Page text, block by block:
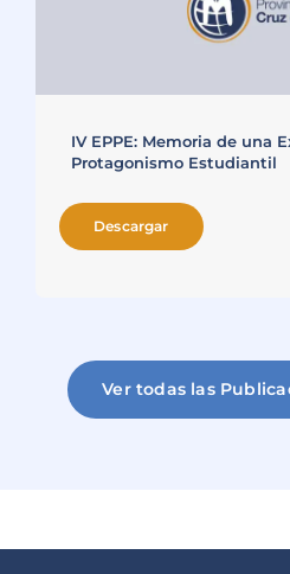
IV EPPE: Memoria de una
Protagonismo Estudiantil
Descargar
Ver todas las